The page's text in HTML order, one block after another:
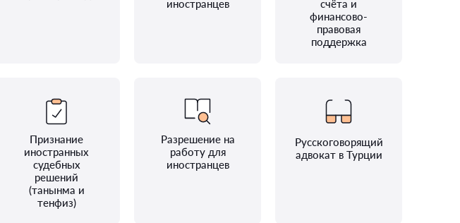
иностранцев
счёта и
финансово-
правовая
поддержка
Признание
иностранных
судебных
решений
(танынма и
тенфиз)
Разрешение на
работу для
иностранцев
Русскоговорящий
адвокат в Турции